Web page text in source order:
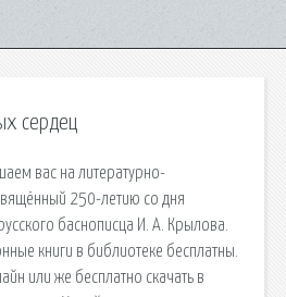
сердец
вас на литературно-
250-летию со дня
баснописца И. А. Крылова.
книги в библиотеке бесплатны.
или же бесплатно скачать в